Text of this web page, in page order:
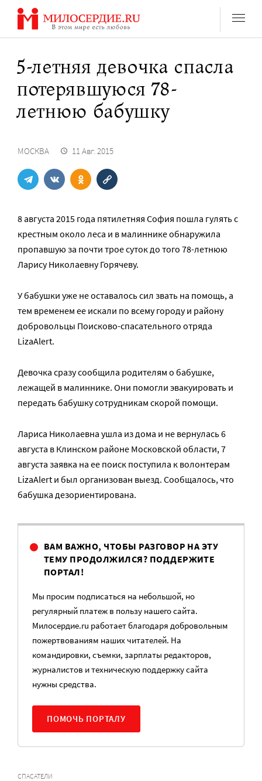
Перейти
содержанию
5-летняя девочка спасла
потерявшуюся 78-
летнюю бабушку
МОСКВА 11 Авг. 2015
8 августа 2015 года пятилетняя София пошла гулять с
крестным около леса и в малиннике обнаружила
пропавшую за почти трое суток до того 78-летнюю
Ларису Николаевну Горячеву.
У бабушки уже не оставалось сил звать на помощь, а
тем временем ее искали по всему городу и району
добровольцы Поисково-спасательного отряда
LizaAlert.
Девочка сразу сообщила родителям о бабушке,
лежащей в малиннике. Они помогли эвакуировать и
передать бабушку сотрудникам скорой помощи.
Лариса Николаевна ушла из дома и не вернулась 6
августа в Клинском районе Московской области, 7
августа заявка на ее поиск поступила к волонтерам
LizaAlert и был организован выезд. Сообщалось, что
бабушка дезориентирована.
ВАМ ВАЖНО, ЧТОБЫ РАЗГОВОР НА ЭТУ
ТЕМУ ПРОДОЛЖИЛСЯ? ПОДДЕРЖИТЕ
ПОРТАЛ!
Мы просим подписаться на небольшой, но
регулярный платеж в пользу нашего сайта.
Милосердие.ru работает благодаря добровольным
пожертвованиям наших читателей. На
командировки, съемки, зарплаты редакторов,
журналистов и техническую поддержку сайта
нужны средства.
ПОМОЧЬ ПОРТАЛУ
СПАСАТЕЛИ